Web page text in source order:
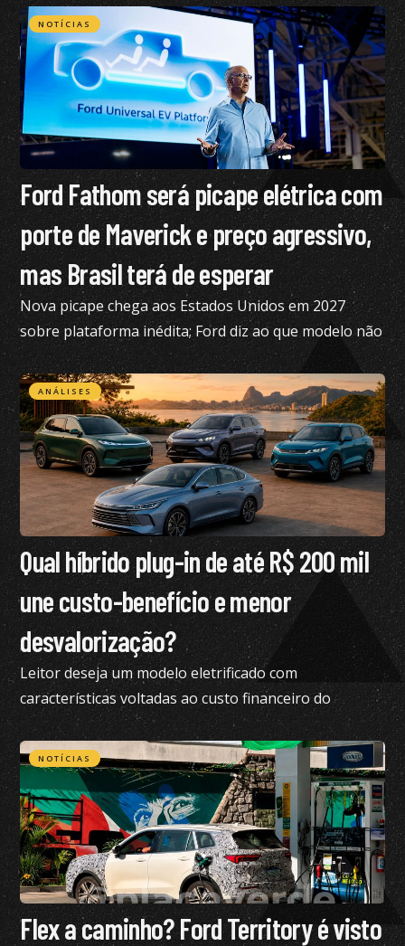
NOTÍCIAS
Ford Fathom será picape elétrica com
porte de Maverick e preço agressivo,
mas Brasil terá de esperar
Nova picape chega aos Estados Unidos em 2027
sobre plataforma inédita; Ford diz ao que modelo não
está nos planos para o Brasil no momento
ANÁLISES
Qual híbrido plug-in de até R$ 200 mil
une custo-benefício e menor
desvalorização?
Leitor deseja um modelo eletrificado com
características voltadas ao custo financeiro do
produto e pediu nossa análise completa
NOTÍCIAS
Flex a caminho? Ford Territory é visto